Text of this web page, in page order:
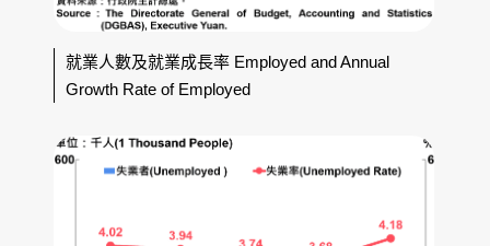
就業人數及就業成長率 Employed and Annual
Growth Rate of Employed